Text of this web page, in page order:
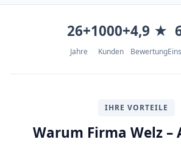
26+
Jahre
1000+
Kunden
4,9 ★
Bewertung
IHRE VORTEILE
Warum Firma Welz –